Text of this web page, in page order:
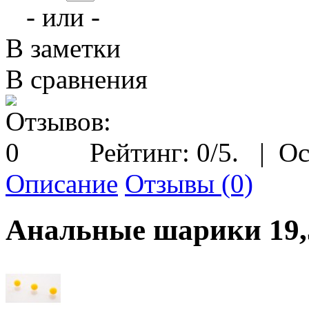
- или -
В заметки
В сравнения
Рейтинг: 0/5. |
Описание Отзывы (0)
Анальные шарики